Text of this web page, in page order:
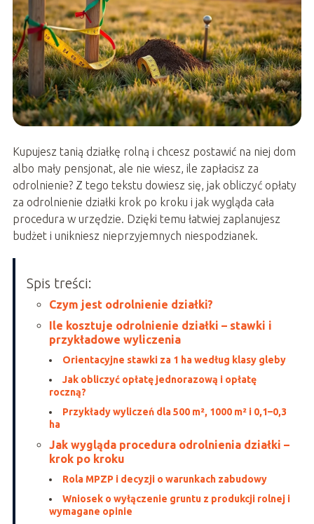
Kupujesz tanią działkę rolną i chcesz postawić na niej dom
albo mały pensjonat, ale nie wiesz, ile zapłacisz za
odrolnienie? Z tego tekstu dowiesz się, jak obliczyć opłaty
za odrolnienie działki krok po kroku i jak wygląda cała
procedura w urzędzie. Dzięki temu łatwiej zaplanujesz
budżet i unikniesz nieprzyjemnych niespodzianek.
Spis treści:
Czym jest odrolnienie działki?
Ile kosztuje odrolnienie działki – stawki i
przykładowe wyliczenia
Orientacyjne stawki za 1 ha według klasy gleby
Jak obliczyć opłatę jednorazową i opłatę
roczną?
Przykłady wyliczeń dla 500 m², 1000 m² i 0,1–0,3
ha
Jak wygląda procedura odrolnienia działki –
krok po kroku
Rola MPZP i decyzji o warunkach zabudowy
Wniosek o wyłączenie gruntu z produkcji rolnej i
wymagane opinie